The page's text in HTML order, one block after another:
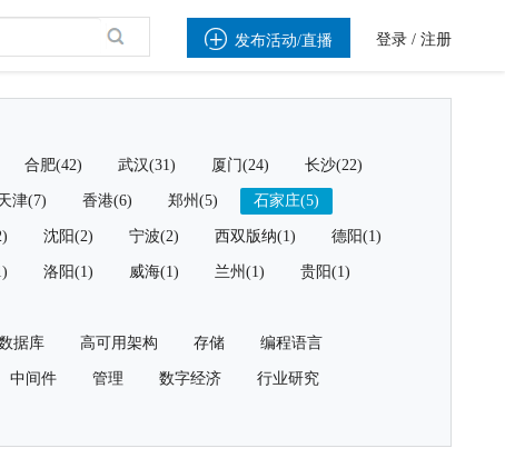
 发布活动/直播 登录 / 注册
合肥(42) 武汉(31) 厦门(24) 长沙(22)
津(7) 香港(6) 郑州(5) 石家庄(5)
沈阳(2) 宁波(2) 西双版纳(1) 德阳(1)
洛阳(1) 威海(1) 兰州(1) 贵阳(1)
据库 高可用架构 存储 编程语言
中间件 管理 数字经济 行业研究